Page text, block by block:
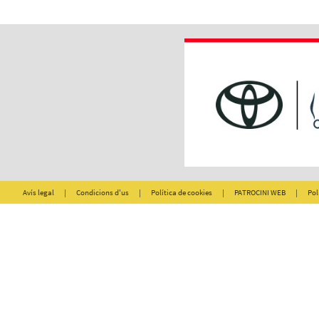
Avís legal | Condicions d'us | Política de cookies | PATROCINI WEB |